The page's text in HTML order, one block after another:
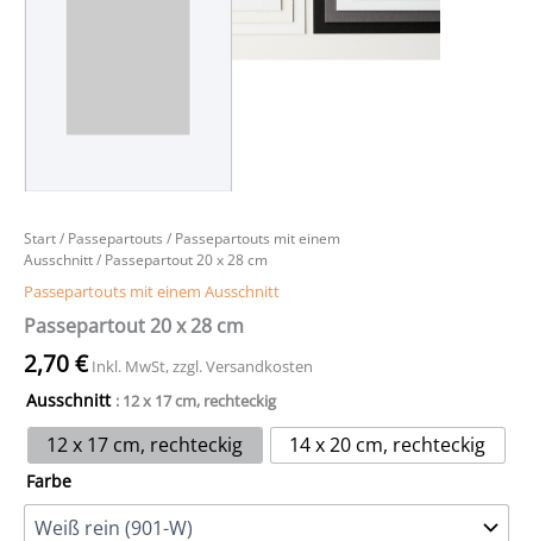
Start/ Passepartouts / Passepartouts mit einem
Ausschnitt/ Passepartout 20 x 28 cm
Passepartouts mit einem Ausschnitt
Passepartout 20 x 28 cm
2,70€ Inkl. MwSt, zzgl. Versandkosten
Ausschnitt : 12 x 17 cm, rechteckig
12 x 17 cm, rechteckig 14 x 20 cm, rechteckig
Farbe